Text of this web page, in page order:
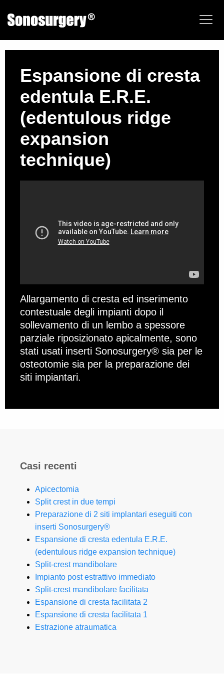
Espansione di cresta
edentula E.R.E.
(edentulous ridge
expansion
technique)
Allargamento di cresta ed inserimento
contestuale degli impianti dopo il
sollevamento di un lembo a spessore
parziale riposizionato apicalmente, sono
stati usati inserti Sonosurgery® sia per le
osteotomie sia per la preparazione dei
siti impiantari.
Casi recenti
Apicectomia
Split crest in due tempi
Preparazione di 2 siti implantari eseguiti con
inserti Sonosurgery®
Espansione di cresta edentula E.R.E.
(edentulous ridge expansion technique)
Split-crest mandibolare
Impianto post estrattivo immediato
Split-crest mandibolare facilitata
Espansione di cresta facilitata 2
Espansione di cresta facilitata 1
Estrazione atraumatica